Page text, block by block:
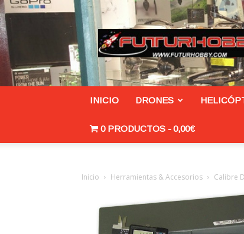
Futurhobby.com/tienda
INICIO DRONES
0 PRODUCTOS 0,00€
Inicio Herramientas & Accesorios Calibre